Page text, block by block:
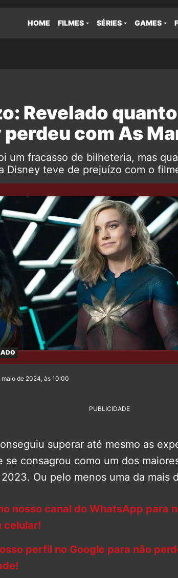
HOME FILMES SÉRIES GAMES
Revelado
perdeu com As
um fracasso de bilheteria, mas
Disney teve de prejuízo com o
maio de 2024, às 10:00
PUBLICIDADE
superar até mesmo as
se consagrou como um dos
Ou pelo menos uma da mais
nosso canal do WhatsApp para
celular!
perfil no Google para não